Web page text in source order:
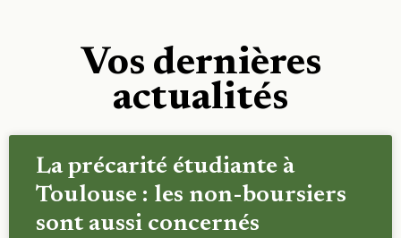
Vos dernières
actualités
La précarité étudiante à
Toulouse : les non-boursiers
sont aussi concernés